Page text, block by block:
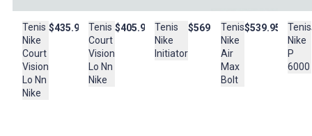
-Limpiar cuidadosamente -Secar a el aire libre -No lavar en
maquina
Composición:
CAP: CUERO
55% SINTETICO
Tenis
Nike
Court
Vision
Lo Nn
Nike
$435.950 Tenis
Court
Vision
Lo Nn
Nike
$405.950 Tenis
Nike
Initiator
$569.950Tenis
Nike
Air
Max
Bolt
$539.950
Tenis
Nike
P
6000